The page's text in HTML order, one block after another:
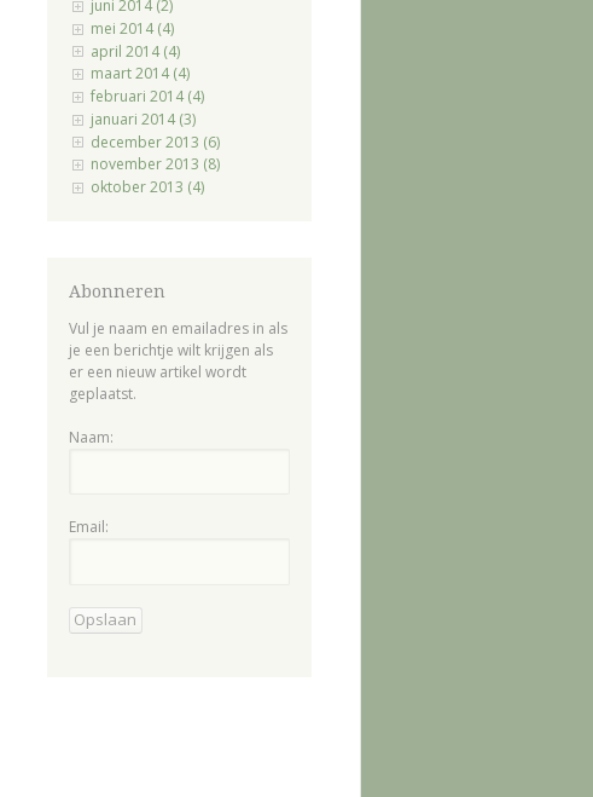
juni 2014 (2)
mei 2014 (4)
april 2014 (4)
maart 2014 (4)
februari 2014 (4)
januari 2014 (3)
december 2013 (6)
november 2013 (8)
oktober 2013 (4)
Abonneren
Vul je naam en emailadres in als
je een berichtje wilt krijgen als
er een nieuw artikel wordt
geplaatst.
Naam:
Email: